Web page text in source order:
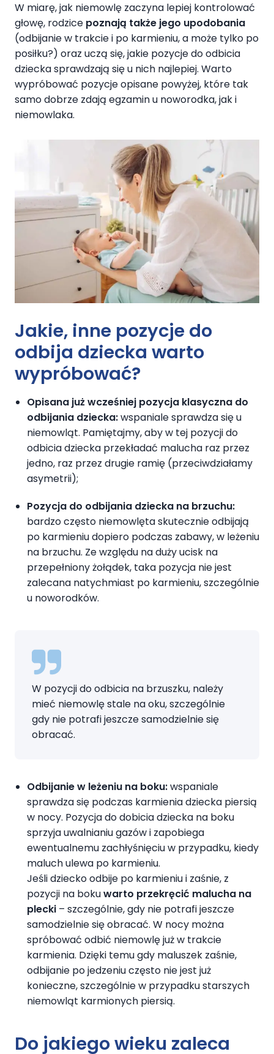
W miarę, jak niemowlę zaczyna lepiej kontrolować
głowę, rodzice poznają także jego upodobania
(odbijanie w trakcie i po karmieniu, a może tylko po
posiłku?) oraz uczą się, jakie pozycje do odbicia
dziecka sprawdzają się u nich najlepiej. Warto
wypróbować pozycje opisane powyżej, które tak
samo dobrze zdają egzamin u noworodka, jak i
niemowlaka.
Jakie, inne pozycje do
odbija dziecka warto
wypróbować?
Opisana już wcześniej pozycja klasyczna do
odbijania dziecka:wspaniale sprawdza się u
niemowląt. Pamiętajmy, aby w tej pozycji do
odbicia dziecka przekładać malucha raz przez
jedno, raz przez drugie ramię (przeciwdziałamy
asymetrii);
Pozycja do odbijania dziecka na brzuchu:
bardzo często niemowlęta skutecznie odbijają
po karmieniu dopiero podczas zabawy, w leżeniu
na brzuchu. Ze względu na duży ucisk na
przepełniony żołądek, taka pozycja nie jest
zalecana natychmiast po karmieniu, szczególnie
u noworodków.
W pozycji do odbicia na brzuszku, należy
mieć niemowlę stale na oku, szczególnie
gdy nie potrafi jeszcze samodzielnie się
obracać.
Odbijanie w leżeniu na boku:wspaniale
sprawdza się podczas karmienia dziecka piersią
w nocy. Pozycja do dobicia dziecka na boku
sprzyja uwalnianiu gazów i zapobiega
ewentualnemu zachłyśnięciu w przypadku, kiedy
maluch ulewa po karmieniu.
Jeśli dziecko odbije po karmieniu i zaśnie, z
pozycji na bokuwarto przekręcić malucha na
plecki – szczególnie, gdy nie potrafi jeszcze
samodzielnie się obracać. W nocy można
spróbować odbić niemowlę już w trakcie
karmienia. Dzięki temu gdy maluszek zaśnie,
odbijanie po jedzeniu często nie jest już
konieczne, szczególnie w przypadku starszych
niemowląt karmionych piersią.
Do jakiego wieku zaleca